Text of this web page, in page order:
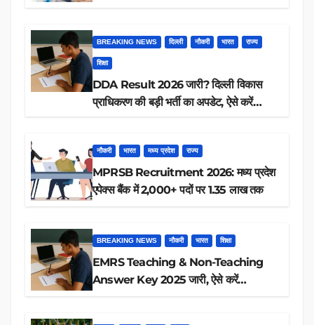
BREAKING NEWS दिल्ली नौकरी भारत राज्य
शिक्षा
DDA Result 2026 जारी? दिल्ली विकास
प्राधिकरण की बड़ी भर्ती का अपडेट, ऐसे करें
नौकरी भारत मध्य प्रदेश राज्य
MPRSB Recruitment 2026: मध्य प्रदेश
एपेक्स बैंक में 2,000+ पदों पर 1.35 लाख तक
BREAKING NEWS नौकरी भारत शिक्षा
EMRS Teaching & Non-Teaching
Answer Key 2025 जारी, ऐसे करें